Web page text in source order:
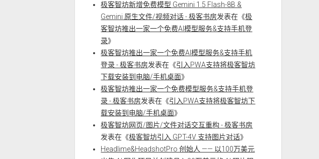
极客智坊新增免费模型 Gemini 1.5 Flash-8B &
Gemini 原生文件/视频对话 - 极客书房发表在《极
客智坊推出一家一个免费AI模型服务&支持手机登
录》
极客智坊推出一家一个免费AI模型服务&支持手机
登录 - 极客书房发表在《引入PWA支持将极客智坊
下载安装到电脑/手机桌面》
极客智坊推出一家一个免费模型服务&支持手机登
录 - 极客书房发表在《引入PWA支持将极客智坊下
载安装到电脑/手机桌面》
极客智坊网页/图片/文件对话交互重构 - 极客书房
发表在《极客智坊引入 GPT-4V 支持图片对话》
Headlime&HeadshotPro 创始人 —— 以100万美元